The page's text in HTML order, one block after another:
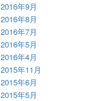
2016年9月
2016年8月
2016年7月
2016年5月
2016年4月
2015年11月
2015年6月
2015年5月